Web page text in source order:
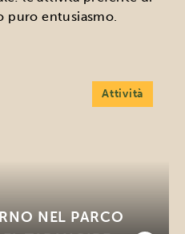
puro entusiasmo.
Attività
NEL PARCO